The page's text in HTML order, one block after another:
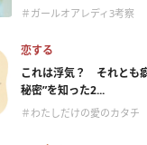
＃ガールオアレディ3考察
恋する
これは浮気？ それとも
秘密”を知った2...
＃わたしだけの愛のカタチ